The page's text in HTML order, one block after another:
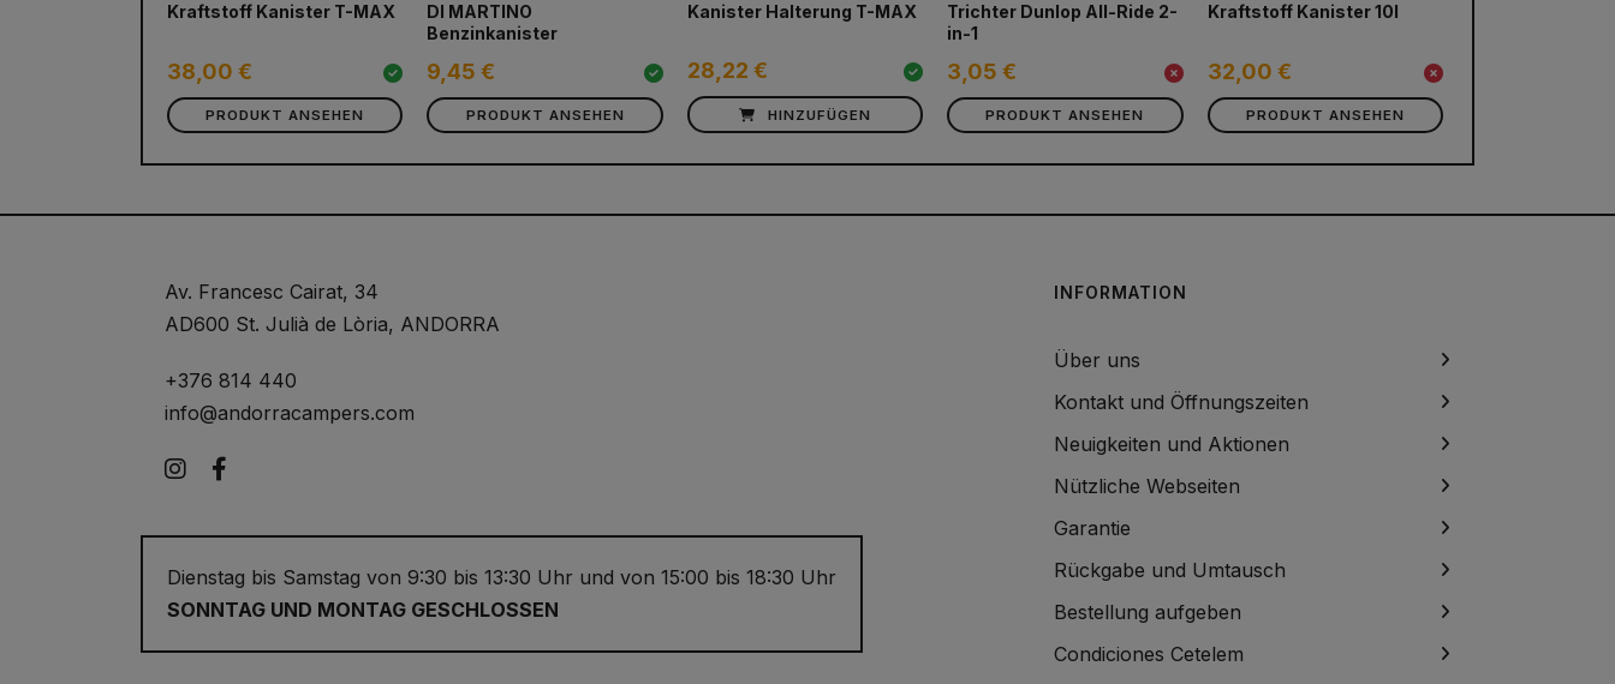
Kraftstoff Kanister T-MAX
38,00 €
PRODUKT ANSEHEN
DI MARTINO
Benzinkanister
9,45 €
PRODUKT ANSEHEN
Kanister Halterung T-MAX
28,22 €
HINZUFÜGEN
Trichter Dunlop All-Ride 2-
in-1
3,05 €
PRODUKT ANSEHEN
Kraftstoff Kanister 10l
32,00 €
PRODUKT ANSEHEN
Av. Francesc Cairat, 34
AD600 St. Julià de Lòria, ANDORRA
+376 814 440
info@andorracampers.com
Instagram
Dienstag bis Samstag von 9:30 bis 13:30 Uhr und von 15:00 bis 18:30 Uhr
SONNTAG UND MONTAG GESCHLOSSEN
INFORMATION
Über uns
Kontakt und Öffnungszeiten
Neuigkeiten und Aktionen
Nützliche Webseiten
Garantie
Rückgabe und Umtausch
Bestellung aufgeben
Condiciones Cetelem